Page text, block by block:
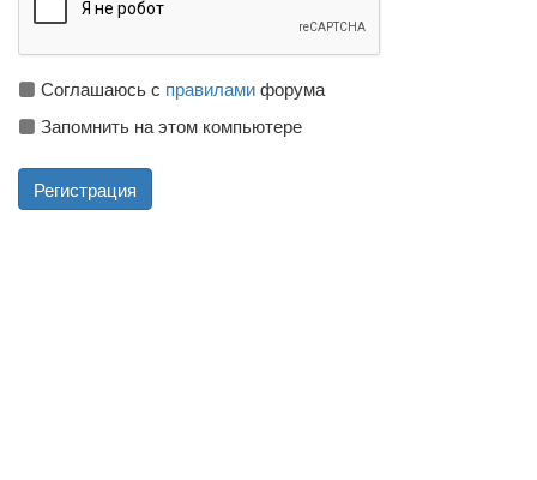
Соглашаюсь с правиламифорума
Запомнить на этом компьютере